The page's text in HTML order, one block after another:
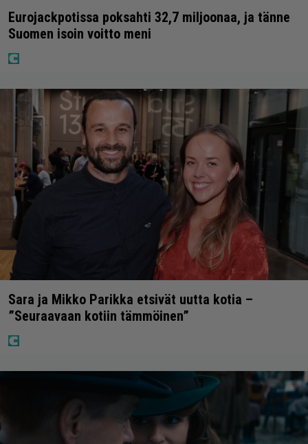
Eurojackpotissa poksahti 32,7 miljoonaa, ja tänne
Suomen isoin voitto meni
Sara ja Mikko Parikka etsivät uutta kotia –
”Seuraavaan kotiin tämmöinen”